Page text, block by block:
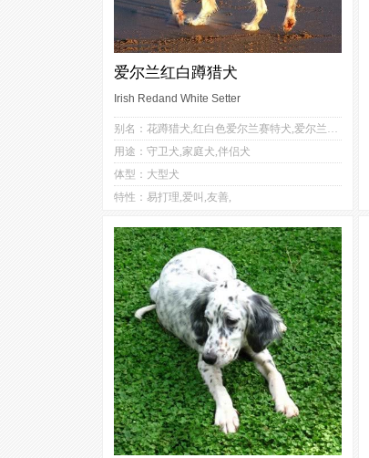
爱尔兰红白蹲猎犬
Irish Redand White Setter
别名：花蹲猎犬,红白色爱尔兰赛特犬,爱尔兰红白雪达犬,爱尔兰红白塞特犬,爱尔兰红白长毛猎犬,爱尔兰塞特犬
用途：守卫犬,家庭犬,伴侣犬
体型：大型犬
特性：易打理,爱叫,友善,
4 3
3
3
3